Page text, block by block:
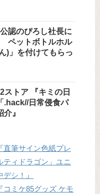
認のぴろし社長に
ペットボトルホル
)」を付けてもらっ
ストア 『キミの日
.hack//日常侵食パ
』
直筆サイン色紙プレ
ティドラゴン」ユニ
シ！』
コミケ85グッズ ケモ